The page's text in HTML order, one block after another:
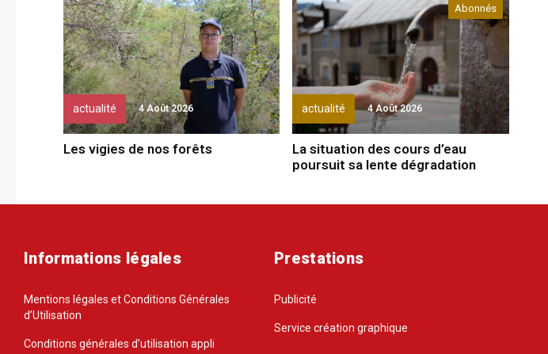
actualité 4 Août 2026
Les vigies de nos forêts
actualité
Abonnés
4 Août 2026
La situation des cours d’eau
poursuit sa lente dégradation
Informations légales
Mentions légales et Conditions Générales
d’Utilisation
Conditions générales d’utilisation appli
Prestations
Publicité
Service création graphique